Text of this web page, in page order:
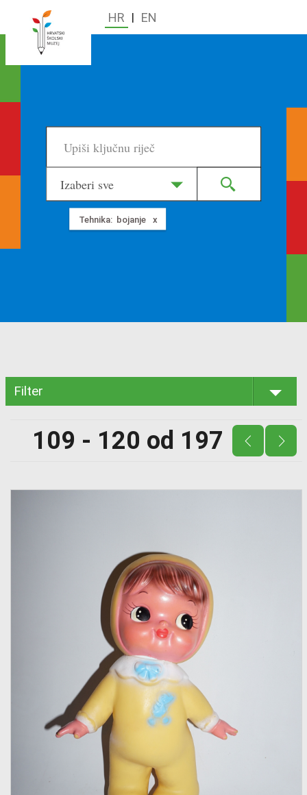
HR | EN
Izaberi sve
Tehnika: bojanje
Filter
109 - 120 od 197